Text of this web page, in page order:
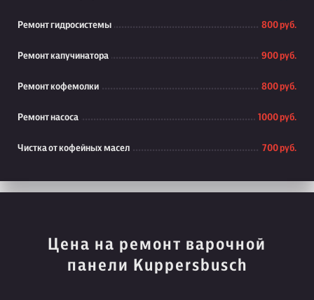
Ремонт гидросистемы 800 руб.
Ремонт капучинатора 900 руб.
Ремонт кофемолки 800 руб.
Ремонт насоса 1000 руб.
Чистка от кофейных масел 700 руб.
Цена на ремонт варочной
панели Kuppersbusch